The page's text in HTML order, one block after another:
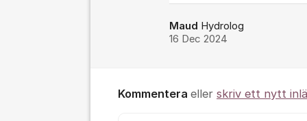
Maud Hydrolog
16 Dec 2024
Kommentera eller skriv ett nytt